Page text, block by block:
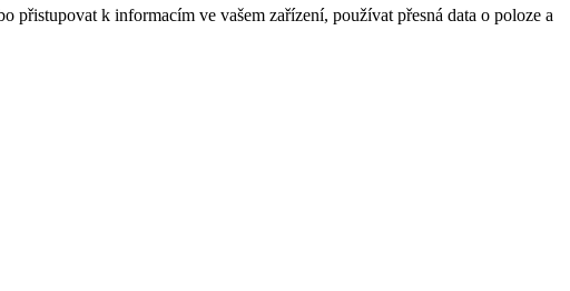
přistupovat k informacím ve vašem zařízení, používat přesná data o poloze a